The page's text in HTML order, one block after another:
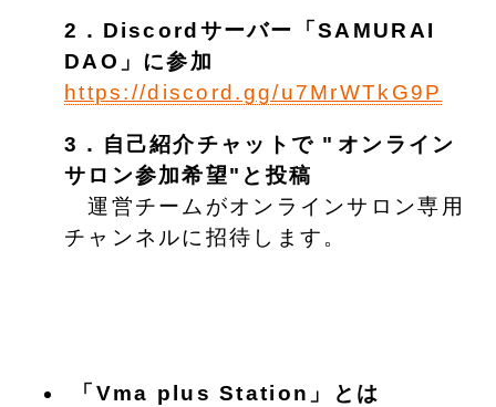
2．Discordサーバー「SAMURAI
DAO」に参加
https://discord.gg/u7MrWTkG9P
3．自己紹介チャットで "⁠オンライン
サロン参加希望"と投稿
運営チームがオンラインサロン専用
チャンネルに招待します。
「Vma plus Station」とは